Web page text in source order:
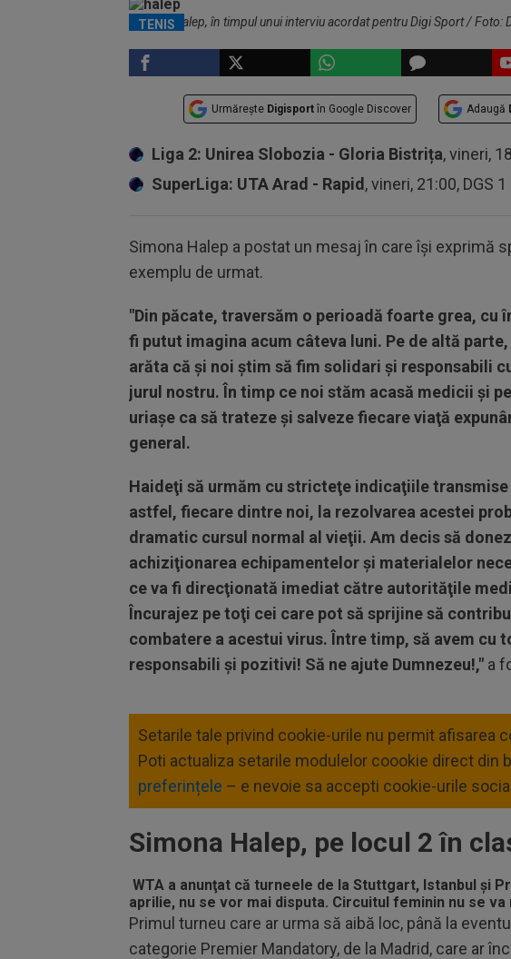
TENIS
Simona Halep, în timpul unui interviu acordat pentru Digi Sport / Foto:
Urmărește Digisport în Google Discover Adaugă
Liga 2: Unirea Slobozia - Gloria Bistrița, vineri,
SuperLiga: UTA Arad - Rapid , vineri, 21:00, DGS 1
Simona Halep a postat un mesaj în care îşi exprimă
exemplu de urmat.
"Din păcate, traversăm o perioadă foarte grea, cu
fi putut imagina acum câteva luni. Pe de altă
arăta că şi noi ştim să fim solidari şi responsabili
jurul nostru. În timp ce noi stăm acasă medicii şi
uriaşe ca să trateze şi salveze fiecare viaţă
general.
Haideţi să urmăm cu stricteţe indicaţiile
astfel, fiecare dintre noi, la rezolvarea acestei
dramatic cursul normal al vieţii. Am decis să
achiziţionarea echipamentelor şi materialelor
ce va fi direcţionată imediat către autorităţile
Încurajez pe toţi cei care pot să sprijine să
combatere a acestui virus. Între timp, să avem cu
responsabili şi pozitivi! Să ne ajute Dumnezeu!," a
Setarile tale privind cookie-urile nu permit afisarea
Poti actualiza setarile modulelor coookie direct din
preferințele – e nevoie sa accepti cookie-urile
Simona Halep, pe locul 2 în
WTA a anunţat că turneele de la Stuttgart, Istanbul şi
aprilie, nu se vor mai disputa. Circuitul feminin nu se
Primul turneu care ar urma să aibă loc, până la
categorie Premier Mandatory, de la Madrid, care ar